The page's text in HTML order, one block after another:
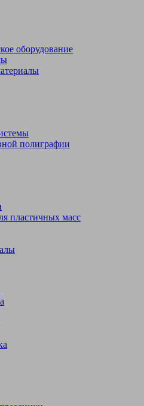
оборудование
полиграфии
пластичных масс